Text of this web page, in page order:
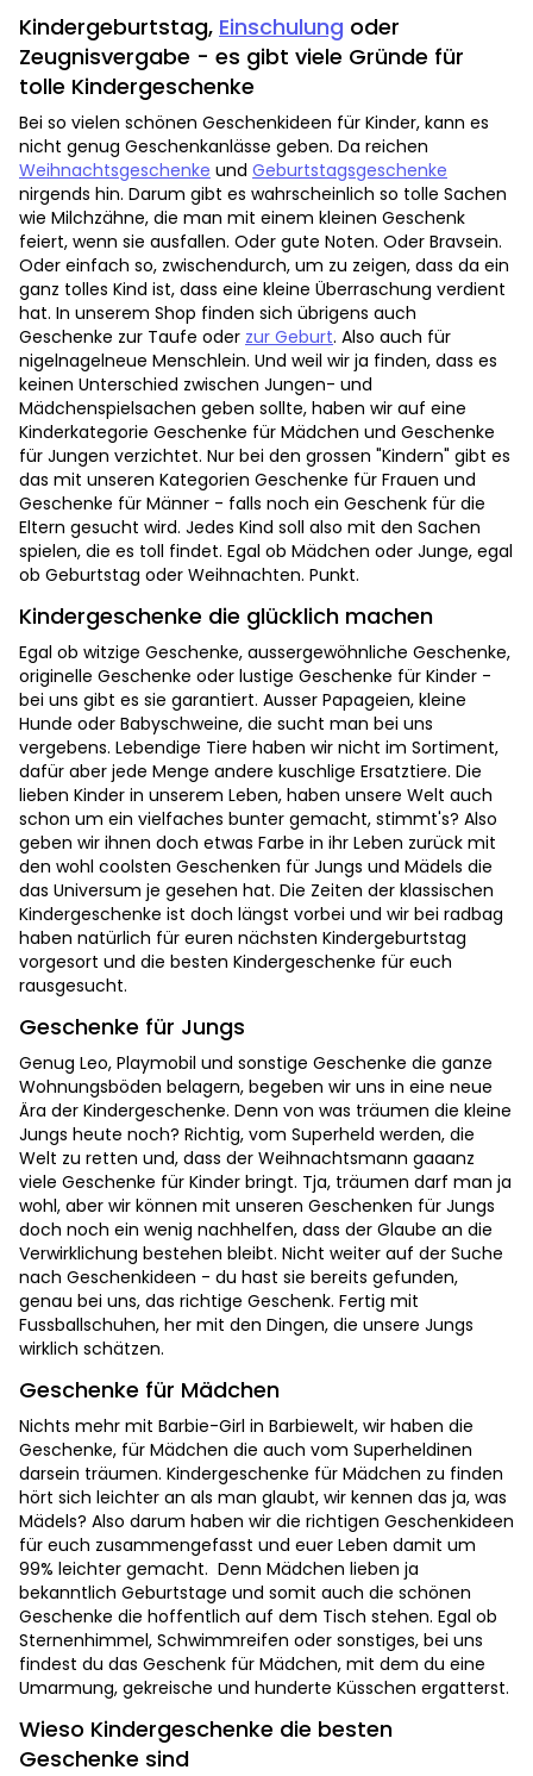
Kindergeburtstag, Einschulung oder
Zeugnisvergabe - es gibt viele Gründe für
tolle Kindergeschenke
Bei so vielen schönen Geschenkideen für Kinder, kann es
nicht genug Geschenkanlässe geben. Da reichen
Weihnachtsgeschenke und Geburtstagsgeschenke
nirgends hin. Darum gibt es wahrscheinlich so tolle Sachen
wie Milchzähne, die man mit einem kleinen Geschenk
feiert, wenn sie ausfallen. Oder gute Noten. Oder Bravsein.
Oder einfach so, zwischendurch, um zu zeigen, dass da ein
ganz tolles Kind ist, dass eine kleine Überraschung verdient
hat. In unserem Shop finden sich übrigens auch
Geschenke zur Taufe oder zur Geburt. Also auch für
nigelnagelneue Menschlein. Und weil wir ja finden, dass es
keinen Unterschied zwischen Jungen- und
Mädchenspielsachen geben sollte, haben wir auf eine
Kinderkategorie Geschenke für Mädchen und Geschenke
für Jungen verzichtet. Nur bei den grossen "Kindern" gibt es
das mit unseren Kategorien Geschenke für Frauen und
Geschenke für Männer - falls noch ein Geschenk für die
Eltern gesucht wird. Jedes Kind soll also mit den Sachen
spielen, die es toll findet. Egal ob Mädchen oder Junge, egal
ob Geburtstag oder Weihnachten. Punkt.
Kindergeschenke die glücklich machen
Egal ob witzige Geschenke, aussergewöhnliche Geschenke,
originelle Geschenke oder lustige Geschenke für Kinder -
bei uns gibt es sie garantiert. Ausser Papageien, kleine
Hunde oder Babyschweine, die sucht man bei uns
vergebens. Lebendige Tiere haben wir nicht im Sortiment,
dafür aber jede Menge andere kuschlige Ersatztiere. Die
lieben Kinder in unserem Leben, haben unsere Welt auch
schon um ein vielfaches bunter gemacht, stimmt's? Also
geben wir ihnen doch etwas Farbe in ihr Leben zurück mit
den wohl coolsten Geschenken für Jungs und Mädels die
das Universum je gesehen hat. Die Zeiten der klassischen
Kindergeschenke ist doch längst vorbei und wir bei radbag
haben natürlich für euren nächsten Kindergeburtstag
vorgesort und die besten Kindergeschenke für euch
rausgesucht.
Geschenke für Jungs
Genug Leo, Playmobil und sonstige Geschenke die ganze
Wohnungsböden belagern, begeben wir uns in eine neue
Ära der Kindergeschenke. Denn von was träumen die kleine
Jungs heute noch? Richtig, vom Superheld werden, die
Welt zu retten und, dass der Weihnachtsmann gaaanz
viele Geschenke für Kinder bringt. Tja, träumen darf man ja
wohl, aber wir können mit unseren Geschenken für Jungs
doch noch ein wenig nachhelfen, dass der Glaube an die
Verwirklichung bestehen bleibt. Nicht weiter auf der Suche
nach Geschenkideen - du hast sie bereits gefunden,
genau bei uns, das richtige Geschenk. Fertig mit
Fussballschuhen, her mit den Dingen, die unsere Jungs
wirklich schätzen.
Geschenke für Mädchen
Nichts mehr mit Barbie-Girl in Barbiewelt, wir haben die
Geschenke, für Mädchen die auch vom Superheldinen
darsein träumen. Kindergeschenke für Mädchen zu finden
hört sich leichter an als man glaubt, wir kennen das ja, was
Mädels? Also darum haben wir die richtigen Geschenkideen
für euch zusammengefasst und euer Leben damit um
99% leichter gemacht. Denn Mädchen lieben ja
bekanntlich Geburtstage und somit auch die schönen
Geschenke die hoffentlich auf dem Tisch stehen. Egal ob
Sternenhimmel, Schwimmreifen oder sonstiges, bei uns
findest du das Geschenk für Mädchen, mit dem du eine
Umarmung, gekreische und hunderte Küsschen ergatterst.
Wieso Kindergeschenke die besten
Geschenke sind